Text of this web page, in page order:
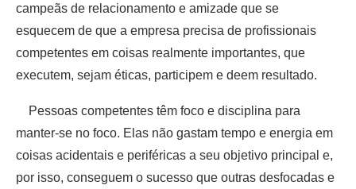
campeãs de relacionamento e amizade que se
esquecem de que a empresa precisa de profissionais
competentes em coisas realmente importantes, que
executem, sejam éticas, participem e deem resultado.
Pessoas competentes têm foco e disciplina para
manter-se no foco. Elas não gastam tempo e energia em
coisas acidentais e periféricas a seu objetivo principal e,
por isso, conseguem o sucesso que outras desfocadas e